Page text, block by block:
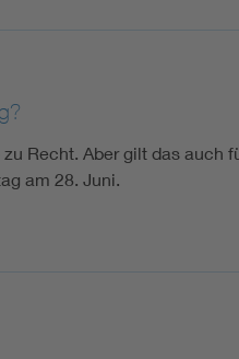
Recht. Aber gilt das auch
am 28. Juni.